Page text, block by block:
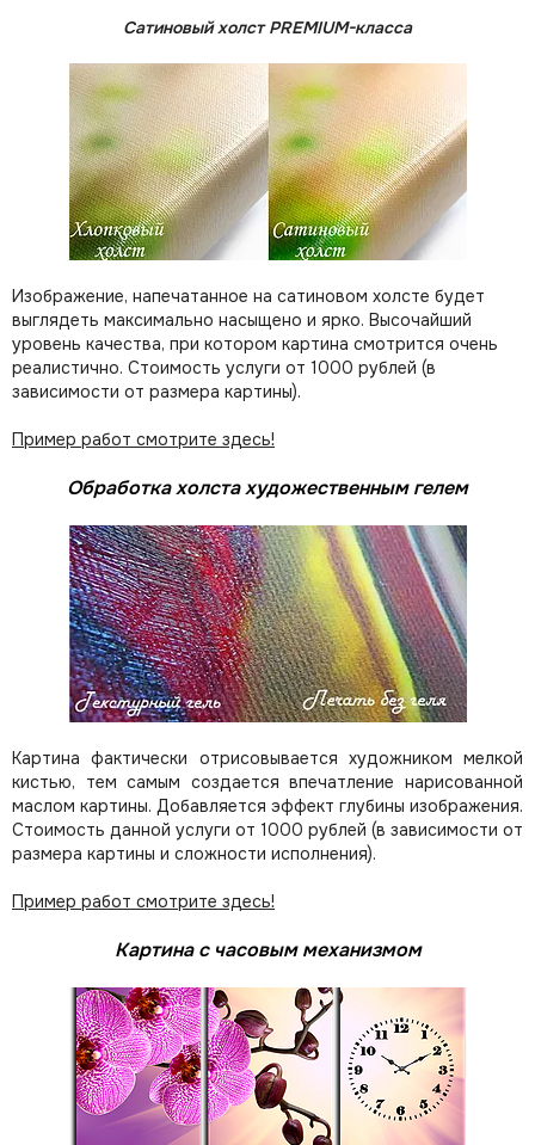
Сатиновый холст PREMIUM-класса
Изображение, напечатанное на сатиновом холсте будет
выглядеть максимально насыщено и ярко. Высочайший
уровень качества, при котором картина смотрится очень
реалистично. Стоимость услуги от 1000 рублей (в
зависимости от размера картины).
Пример работ смотрите здесь!
Обработка холста художественным гелем
Картина фактически отрисовывается художником мелкой
кистью, тем самым создается впечатление нарисованной
маслом картины. Добавляется эффект глубины изображения.
Стоимость данной услуги от 1000 рублей (в зависимости от
размера картины и сложности исполнения).
Пример работ смотрите здесь!
Картина с часовым механизмом